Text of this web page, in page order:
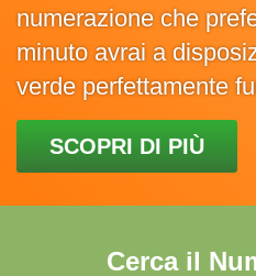
numerazione che
minuto avrai a
verde perfettamente
SCOPRI DI PIÙ
Cerca il